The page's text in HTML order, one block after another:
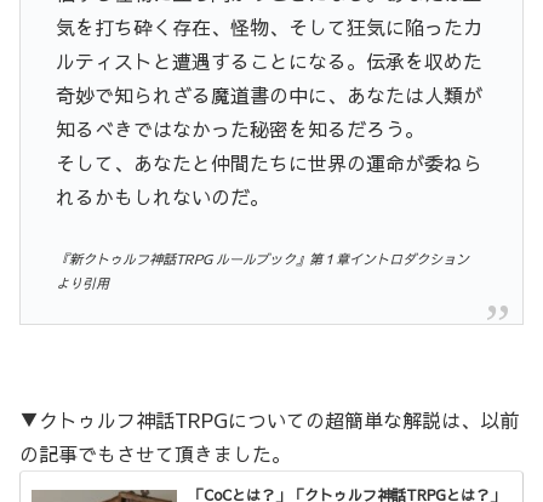
気を打ち砕く存在、怪物、そして狂気に陥ったカ
ルティストと遭遇することになる。伝承を収めた
奇妙で知られざる魔道書の中に、あなたは人類が
知るべきではなかった秘密を知るだろう。
そして、あなたと仲間たちに世界の運命が委ねら
れるかもしれないのだ。
『新クトゥルフ神話TRPG ルールブック』第１章イントロダクション
より引用
▼クトゥルフ神話TRPGについての超簡単な解説は、以前
の記事でもさせて頂きました。
「CoCとは？」「クトゥルフ神話TRPGとは？」